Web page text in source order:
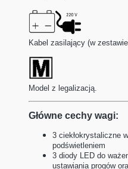
Kabel zasilający (w
Model z legalizacją.
Główne cechy wagi:
3 ciekłokrystaliczne
podświetleniem
3 diody LED do
ustawiania progów